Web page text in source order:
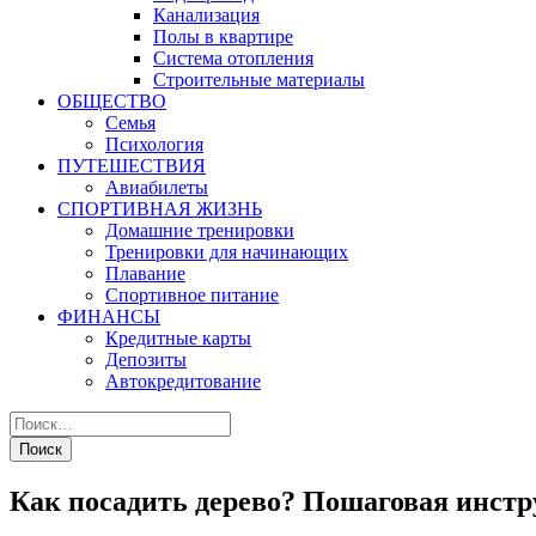
Канализация
Полы в квартире
Система отопления
Строительные материалы
ОБЩЕСТВО
Семья
Психология
ПУТЕШЕСТВИЯ
Авиабилеты
СПОРТИВНАЯ ЖИЗНЬ
Домашние тренировки
Тренировки для начинающих
Плавание
Спортивное питание
ФИНАНСЫ
Кредитные карты
Депозиты
Автокредитование
Как посадить дерево? Пошаговая